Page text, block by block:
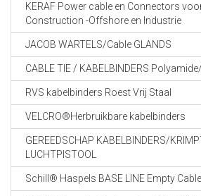
KERAF Power cable en Connectors
Construction -Offshore en Industrie
JACOB WARTELS/Cable GLANDS
CABLE TIE / KABELBINDERS
RVS kabelbinders Roest Vrij Staal
VELCRO®Herbruikbare kabelbinders
GEREEDSCHAP KABELBINDERS/
LUCHTPISTOOL
Schill® Haspels BASE LINE Empty Cable